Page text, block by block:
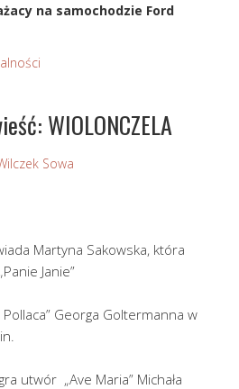
na samochodzie Ford
WIOLONCZELA
Sowa
Martyna Sakowska, która
Janie”
Georga Goltermanna w
utwór „Ave Maria” Michała